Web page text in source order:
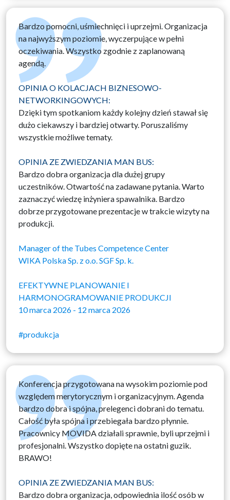
Bardzo pomocni, uśmiechnięci i uprzejmi. Organizacja
na najwyższym poziomie, wyczerpujące w pełni
oczekiwania. Wszystko zgodnie z zaplanowaną
agendą.
OPINIA O KOLACJACH BIZNESOWO-
NETWORKINGOWYCH:
Dzięki tym spotkaniom każdy kolejny dzień stawał się
dużo ciekawszy i bardziej otwarty. Poruszaliśmy
wszystkie możliwe tematy.
OPINIA ZE ZWIEDZANIA MAN BUS:
Bardzo dobra organizacja dla dużej grupy
uczestników. Otwartość na zadawane pytania. Warto
zaznaczyć wiedzę inżyniera spawalnika. Bardzo
dobrze przygotowane prezentacje w trakcie wizyty na
produkcji.
Manager of the Tubes Competence Center
WIKA Polska Sp. z o.o. SGF Sp. k.
EFEKTYWNE PLANOWANIE I
HARMONOGRAMOWANIE PRODUKCJI
10 marca 2026 - 12 marca 2026
#produkcja
Konferencja przygotowana na wysokim poziomie pod
względem merytorycznym i organizacyjnym. Agenda
bardzo dobra i spójna, prelegenci dobrani do tematu.
Całość była spójna i przebiegała bardzo płynnie.
Pracownicy MOVIDA działali sprawnie, byli uprzejmi i
profesjonalni. Wszystko dopięte na ostatni guzik.
BRAWO!
OPINIA ZE ZWIEDZANIA MAN BUS:
Bardzo dobra organizacja, odpowiednia ilość osób w